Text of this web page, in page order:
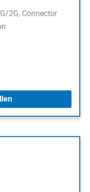
2G, Connector